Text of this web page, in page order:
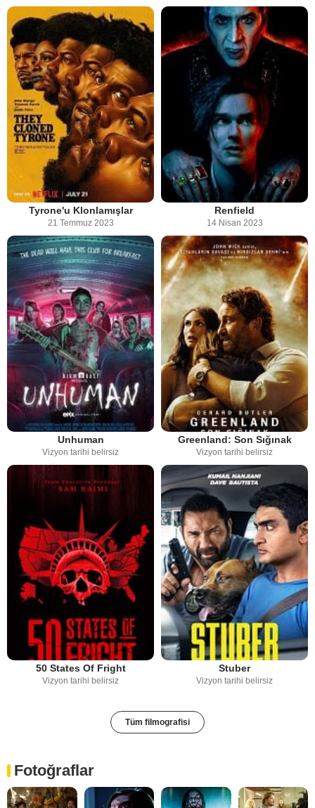
Tyrone'u Klonlamışlar
21 Temmuz 2023
Renfield
14 Nisan 2023
Unhuman
Vizyon tarihi belirsiz
Greenland: Son Sığınak
Vizyon tarihi belirsiz
50 States Of Fright
Vizyon tarihi belirsiz
Stuber
Vizyon tarihi belirsiz
Tüm filmografisi
Fotoğraflar